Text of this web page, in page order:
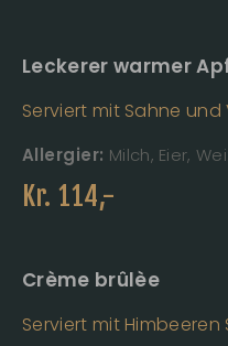
Leckerer warmer
Serviert mit Sahne und
Allergier: Milch, Eier,
Kr. 114,-
Crème brûlèe
Serviert mit Himbeeren